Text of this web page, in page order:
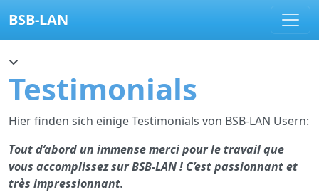
BSB-LAN
Testimonials
Hier finden sich einige Testimonials von BSB-LAN Usern:
Tout d’abord un immense merci pour le travail que
vous accomplissez sur BSB-LAN ! C’est passionnant et
très impressionnant.